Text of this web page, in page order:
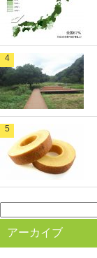
索:
アーカイブ